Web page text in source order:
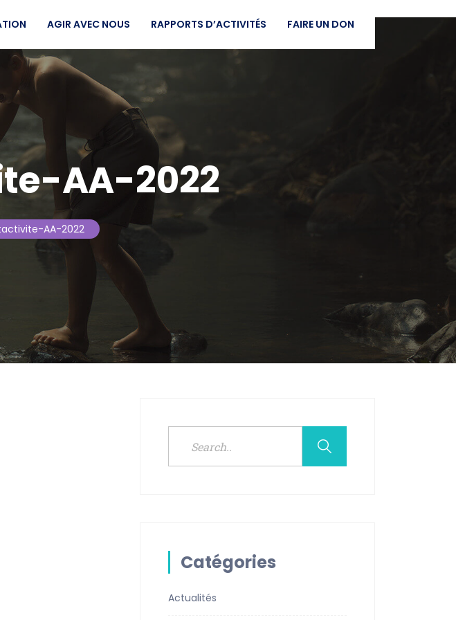
AGIR AVEC NOUS RAPPORTS D’ACTIVITÉS FAIRE UN DON
AA-2022
AA-2022
Catégories
Actualités